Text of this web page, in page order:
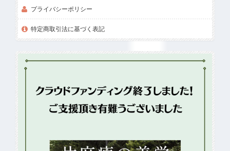
プライバシーポリシー
特定商取引法に基づく表記